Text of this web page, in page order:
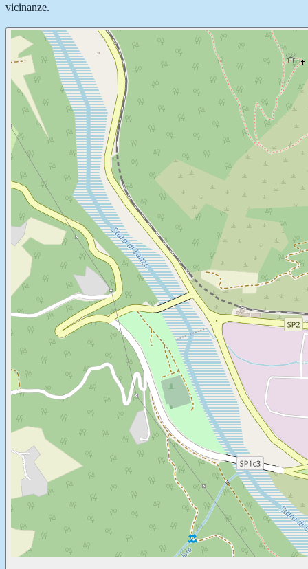
vicinanze.